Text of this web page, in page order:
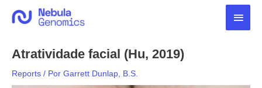
para
Atratividade facial (Hu, 2019)
Reports / Por Garrett Dunlap, B.S.